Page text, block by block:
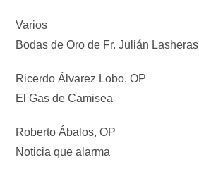
Varios
Bodas de Oro de Fr. Julián Lasheras
Ricerdo Álvarez Lobo, OP
El Gas de Camisea
Roberto Ábalos, OP
Noticia que alarma